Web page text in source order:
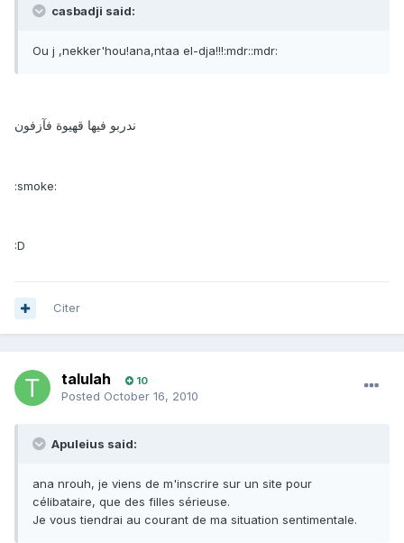
casbadji said:
Ou j ,nekker'hou!ana,ntaa el-dja!!!:mdr::mdr:
ندربو فيها قهيوة فآزفون
:smoke:
:D
Citer
talulah 10
Posted October 16, 2010
Apuleius said:
ana nrouh, je viens de m'inscrire sur un site pour
célibataire, que des filles sérieuse.
Je vous tiendrai au courant de ma situation sentimentale.